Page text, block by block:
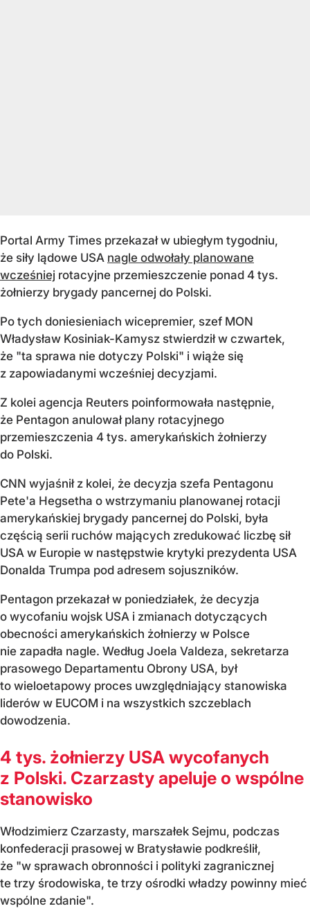
Portal Army Times przekazał w ubiegłym tygodniu,
że siły lądowe USA nagle odwołały planowane
wcześniej rotacyjne przemieszczenie ponad 4 tys.
żołnierzy brygady pancernej do Polski.
Po tych doniesieniach wicepremier, szef MON
Władysław Kosiniak-Kamysz stwierdził w czwartek,
że "ta sprawa nie dotyczy Polski" i wiąże się
z zapowiadanymi wcześniej decyzjami.
Z kolei agencja Reuters poinformowała następnie,
że Pentagon anulował plany rotacyjnego
przemieszczenia 4 tys. amerykańskich żołnierzy
do Polski.
CNN wyjaśnił z kolei, że decyzja szefa Pentagonu
Pete'a Hegsetha o wstrzymaniu planowanej rotacji
amerykańskiej brygady pancernej do Polski, była
częścią serii ruchów mających zredukować liczbę sił
USA w Europie w następstwie krytyki prezydenta USA
Donalda Trumpa pod adresem sojuszników.
Pentagon przekazał w poniedziałek, że decyzja
o wycofaniu wojsk USA i zmianach dotyczących
obecności amerykańskich żołnierzy w Polsce
nie zapadła nagle. Według Joela Valdeza, sekretarza
prasowego Departamentu Obrony USA, był
to wieloetapowy proces uwzględniający stanowiska
liderów w EUCOM i na wszystkich szczeblach
dowodzenia.
4 tys. żołnierzy USA wycofanych
z Polski. Czarzasty apeluje o wspólne
stanowisko
Włodzimierz Czarzasty, marszałek Sejmu, podczas
konfederacji prasowej w Bratysławie podkreślił,
że "w sprawach obronności i polityki zagranicznej
te trzy środowiska, te trzy ośrodki władzy powinny mieć
wspólne zdanie".